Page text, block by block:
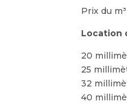
Prix du
Location
20
25
32
40